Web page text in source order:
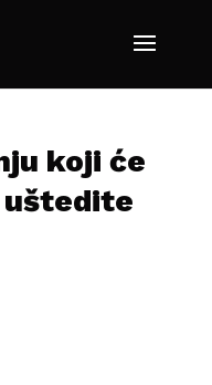
koji će
uštedite